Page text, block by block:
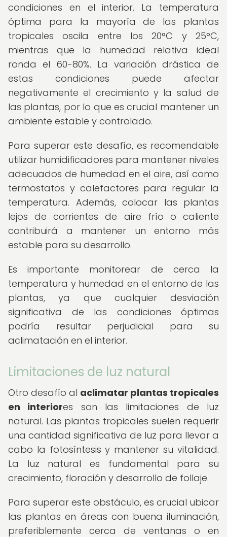
condiciones en el interior. La temperatura
óptima para la mayoría de las plantas
tropicales oscila entre los 20°C y 25°C,
mientras que la humedad relativa ideal
ronda el 60-80%. La variación drástica de
estas condiciones puede afectar
negativamente el crecimiento y la salud de
las plantas, por lo que es crucial mantener un
ambiente estable y controlado.
Para superar este desafío, es recomendable
utilizar humidificadores para mantener niveles
adecuados de humedad en el aire, así como
termostatos y calefactores para regular la
temperatura. Además, colocar las plantas
lejos de corrientes de aire frío o caliente
contribuirá a mantener un entorno más
estable para su desarrollo.
Es importante monitorear de cerca la
temperatura y humedad en el entorno de las
plantas, ya que cualquier desviación
significativa de las condiciones óptimas
podría resultar perjudicial para su
aclimatación en el interior.
Limitaciones de luz natural
Otro desafío al aclimatar plantas tropicales
en interiores son las limitaciones de luz
natural. Las plantas tropicales suelen requerir
una cantidad significativa de luz para llevar a
cabo la fotosíntesis y mantener su vitalidad.
La luz natural es fundamental para su
crecimiento, floración y desarrollo de follaje.
Para superar este obstáculo, es crucial ubicar
las plantas en áreas con buena iluminación,
preferiblemente cerca de ventanas o en